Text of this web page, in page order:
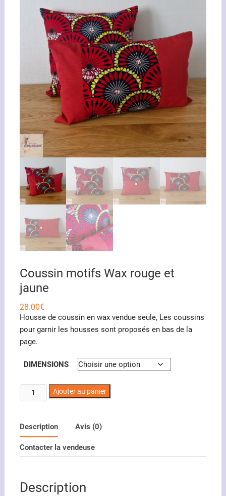
Coussin motifs Wax rouge et
jaune
28.00€
Housse de coussin en wax vendue seule, Les coussins
pour garnir les housses sont proposés en bas de la
page.
DIMENSIONS
quantité
de
motifs
Wax
rouge
Ajouter au panier
Description Avis (0)
Contacter la vendeuse
Description